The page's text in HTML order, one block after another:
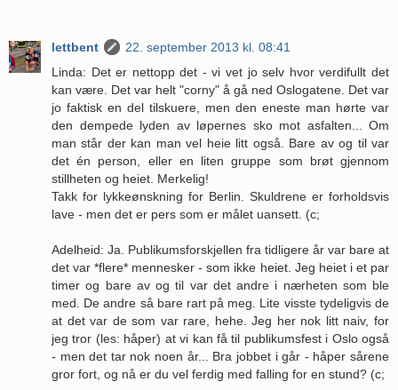
lettbent
22. september 2013 kl. 08:41
Linda: Det er nettopp det - vi vet jo selv hvor verdifullt det
kan være. Det var helt "corny" å gå ned Oslogatene. Det var
jo faktisk en del tilskuere, men den eneste man hørte var
den dempede lyden av løpernes sko mot asfalten... Om
man står der kan man vel heie litt også. Bare av og til var
det én person, eller en liten gruppe som brøt gjennom
stillheten og heiet. Merkelig!
Takk for lykkeønskning for Berlin. Skuldrene er forholdsvis
lave - men det er pers som er målet uansett. (c;
Adelheid: Ja. Publikumsforskjellen fra tidligere år var bare at
det var *flere* mennesker - som ikke heiet. Jeg heiet i et par
timer og bare av og til var det andre i nærheten som ble
med. De andre så bare rart på meg. Lite visste tydeligvis de
at det var de som var rare, hehe. Jeg her nok litt naiv, for
jeg tror (les: håper) at vi kan få til publikumsfest i Oslo også
- men det tar nok noen år... Bra jobbet i går - håper sårene
gror fort, og nå er du vel ferdig med falling for en stund? (c;